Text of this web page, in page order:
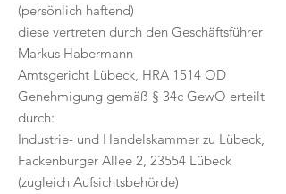
(persönlich haftend)
diese vertreten durch den Geschäftsführer
Markus Habermann
Amtsgericht Lübeck, HRA 1514 OD
Genehmigung gemäß § 34c GewO erteilt
durch:
Industrie- und Handelskammer zu Lübeck,
Fackenburger Allee 2, 23554 Lübeck
(zugleich Aufsichtsbehörde)